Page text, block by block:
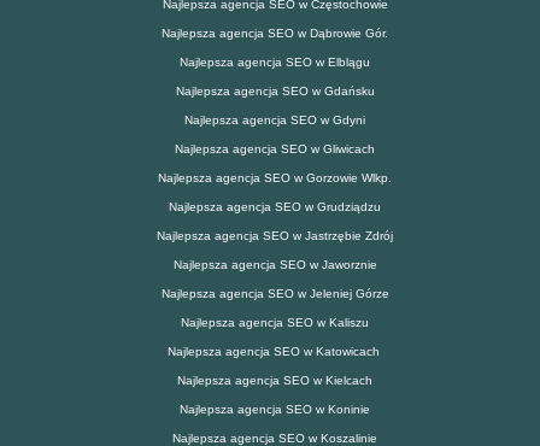
Najlepsza agencja SEO w Częstochowie
Najlepsza agencja SEO w Dąbrowie Gór.
Najlepsza agencja SEO w Elblągu
Najlepsza agencja SEO w Gdańsku
Najlepsza agencja SEO w Gdyni
Najlepsza agencja SEO w Gliwicach
Najlepsza agencja SEO w Gorzowie Wlkp.
Najlepsza agencja SEO w Grudziądzu
Najlepsza agencja SEO w Jastrzębie Zdrój
Najlepsza agencja SEO w Jaworznie
Najlepsza agencja SEO w Jeleniej Górze
Najlepsza agencja SEO w Kaliszu
Najlepsza agencja SEO w Katowicach
Najlepsza agencja SEO w Kielcach
Najlepsza agencja SEO w Koninie
Najlepsza agencja SEO w Koszalinie